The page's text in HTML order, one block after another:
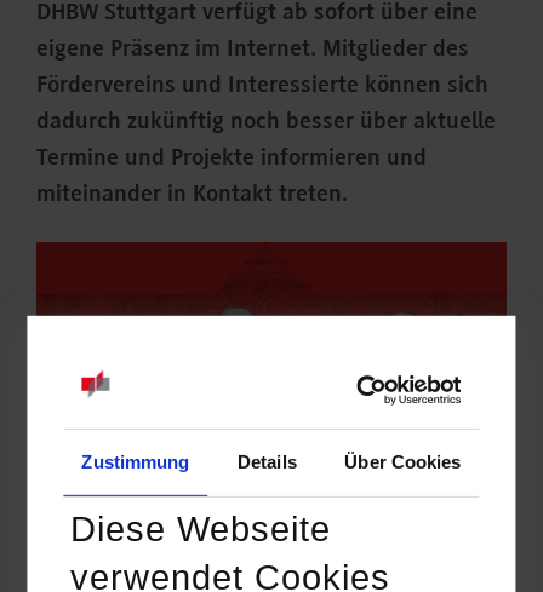
Zustimmung Details Über Cookies
Diese Webseite
verwendet Cookies
DHBW Stuttgart verfügt ab sofort über eine
eigene Präsenz im Internet. Mitglieder des
Fördervereins und Interessierte können sich
dadurch zukünftig noch besser über aktuelle
Termine und Projekte informieren und
miteinander in Kontakt treten.